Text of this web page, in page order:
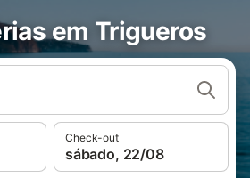
em Trigueros
Check-out
sábado, 22/08